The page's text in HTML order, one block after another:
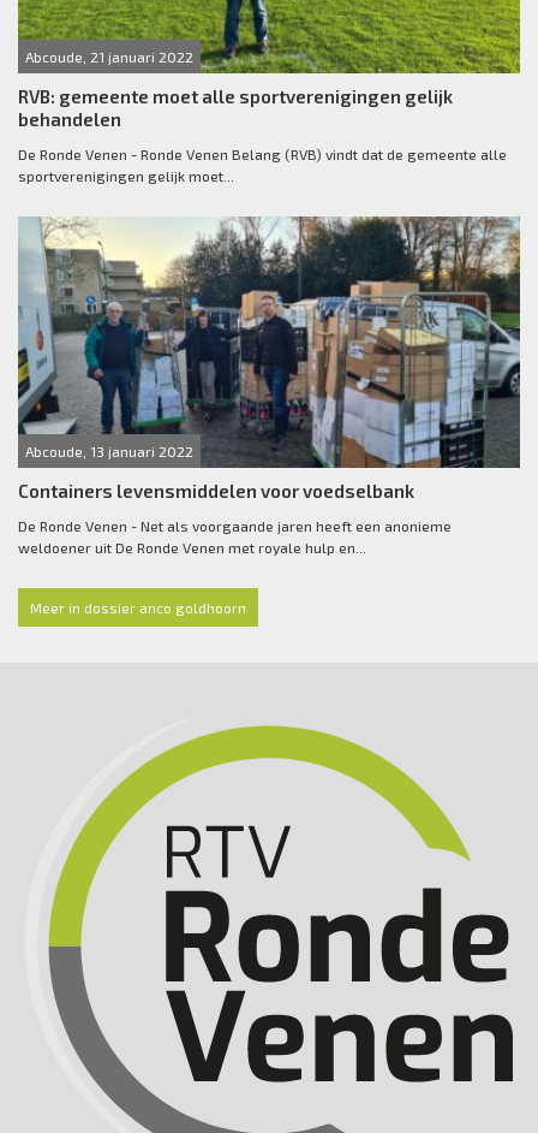
Abcoude, 21 januari 2022
RVB: gemeente moet alle sportverenigingen gelijk
behandelen
De Ronde Venen - Ronde Venen Belang (RVB) vindt dat de gemeente alle
sportverenigingen gelijk moet...
Abcoude, 13 januari 2022
Containers levensmiddelen voor voedselbank
De Ronde Venen - Net als voorgaande jaren heeft een anonieme
weldoener uit De Ronde Venen met royale hulp en...
Meer in dossier anco goldhoorn